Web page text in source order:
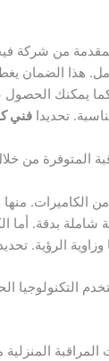
من شركة
هذا الضمان
كما يمكنك
تحديدافني
المتوفرة من
الكاميرات. منها
شاملة بدقة. أما
الرؤية.
التكنولوجيا